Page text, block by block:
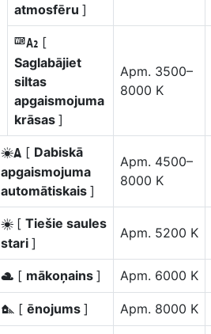
atmosfēru ]
k [
Saglabājiet
siltas
apgaismojuma
krāsas ]
Apm. 3500–
8000 K
D [ Dabiskā
apgaismojuma
automātiskais ]
Apm. 4500–
8000 K
H [ Tiešie saules
stari ]
Apm. 5200 K
G [ mākoņains ] Apm. 6000 K
M [ ēnojums ] Apm. 8000 K